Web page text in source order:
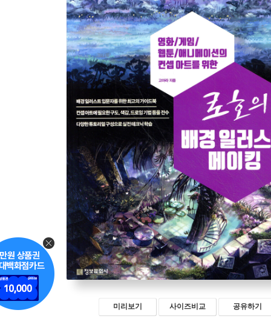
미리보기 사이즈비교 공유하기